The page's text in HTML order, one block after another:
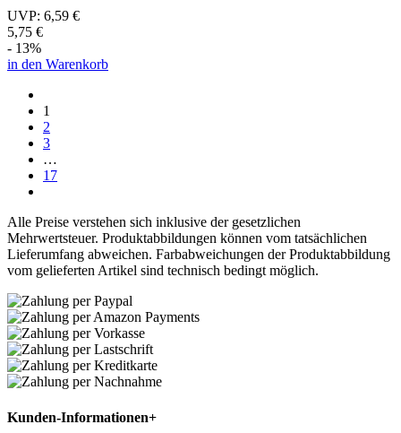
UVP: 6,59 €
5,75 €
- 13%
in den Warenkorb
1
2
3
…
17
Alle Preise verstehen sich inklusive der gesetzlichen
Mehrwertsteuer. Produktabbildungen können vom tatsächlichen
Lieferumfang abweichen. Farbabweichungen der Produktabbildung
vom gelieferten Artikel sind technisch bedingt möglich.
Kunden-Informationen+